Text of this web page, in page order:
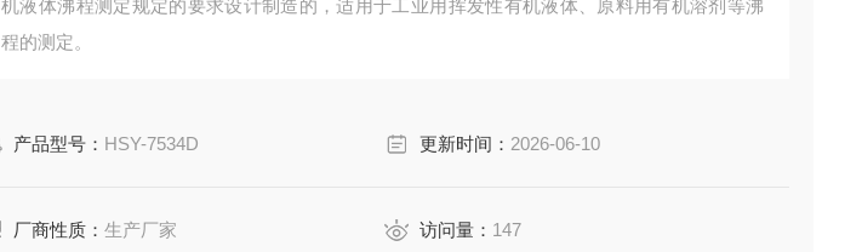
机液体沸程测定规定的要求设计制造的，适用于工业用挥发性有机液体、原料用有机溶剂等沸
程的测定。
产品型号： HSY-7534D 更新时间： 2026-06-10
厂商性质：生产厂家 访问量： 147